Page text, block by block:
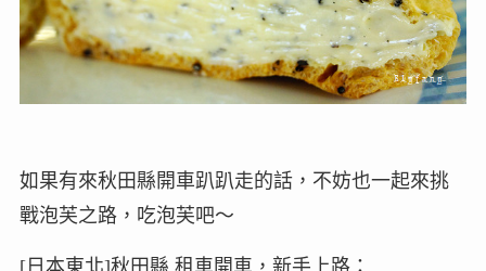
如果有來秋田縣開車趴趴走的話，不妨也一起來挑
戰泡芙之路，吃泡芙吧～